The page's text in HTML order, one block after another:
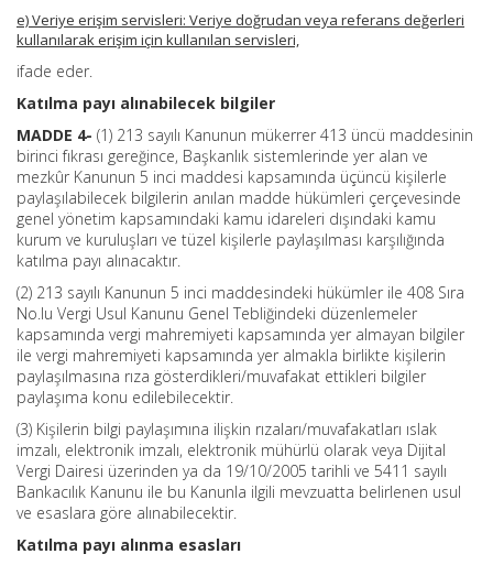
e) Veriye erişim servisleri: Veriye doğrudan veya referans değerleri
kullanılarak erişim için kullanılan servisleri,
ifade eder.
Katılma payı alınabilecek bilgiler
MADDE 4- (1) 213 sayılı Kanunun mükerrer 413 üncü maddesinin
birinci fıkrası gereğince, Başkanlık sistemlerinde yer alan ve
mezkûr Kanunun 5 inci maddesi kapsamında üçüncü kişilerle
paylaşılabilecek bilgilerin anılan madde hükümleri çerçevesinde
genel yönetim kapsamındaki kamu idareleri dışındaki kamu
kurum ve kuruluşları ve tüzel kişilerle paylaşılması karşılığında
katılma payı alınacaktır.
(2) 213 sayılı Kanunun 5 inci maddesindeki hükümler ile 408 Sıra
No.lu Vergi Usul Kanunu Genel Tebliğindeki düzenlemeler
kapsamında vergi mahremiyeti kapsamında yer almayan bilgiler
ile vergi mahremiyeti kapsamında yer almakla birlikte kişilerin
paylaşılmasına rıza gösterdikleri/muvafakat ettikleri bilgiler
paylaşıma konu edilebilecektir.
(3) Kişilerin bilgi paylaşımına ilişkin rızaları/muvafakatları ıslak
imzalı, elektronik imzalı, elektronik mühürlü olarak veya Dijital
Vergi Dairesi üzerinden ya da 19/10/2005 tarihli ve 5411 sayılı
Bankacılık Kanunu ile bu Kanunla ilgili mevzuatta belirlenen usul
ve esaslara göre alınabilecektir.
Katılma payı alınma esasları